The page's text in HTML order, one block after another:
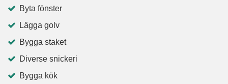
Byta fönster
Lägga golv
Bygga staket
Diverse snickeri
Bygga kök